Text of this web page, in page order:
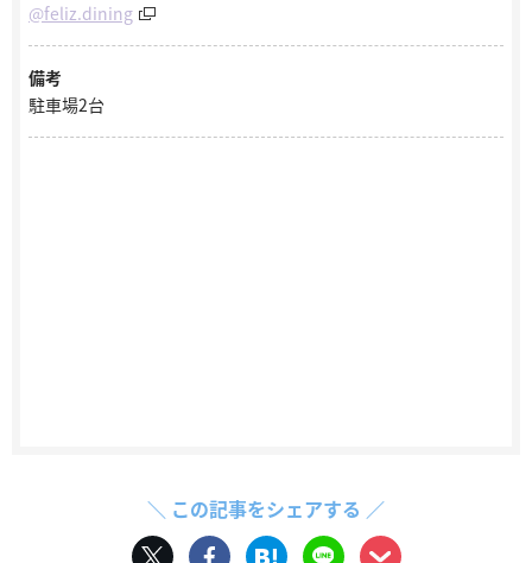
@feliz.dining
備考
駐車場2台
＼ この記事をシェアする ／